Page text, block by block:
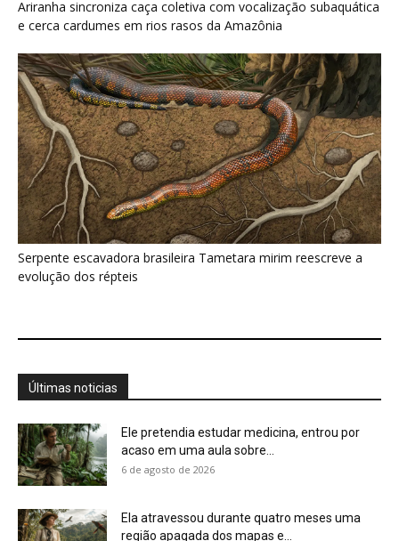
Últimas noticias
Ele pretendia estudar medicina, entrou por
acaso em uma aula sobre...
6 de agosto de 2026
Ela atravessou durante quatro meses uma
região apagada dos mapas e...
6 de agosto de 2026
Eu pensava que beija-flores viviam apenas de
6 de agosto de 2026
6 de agosto de 2026